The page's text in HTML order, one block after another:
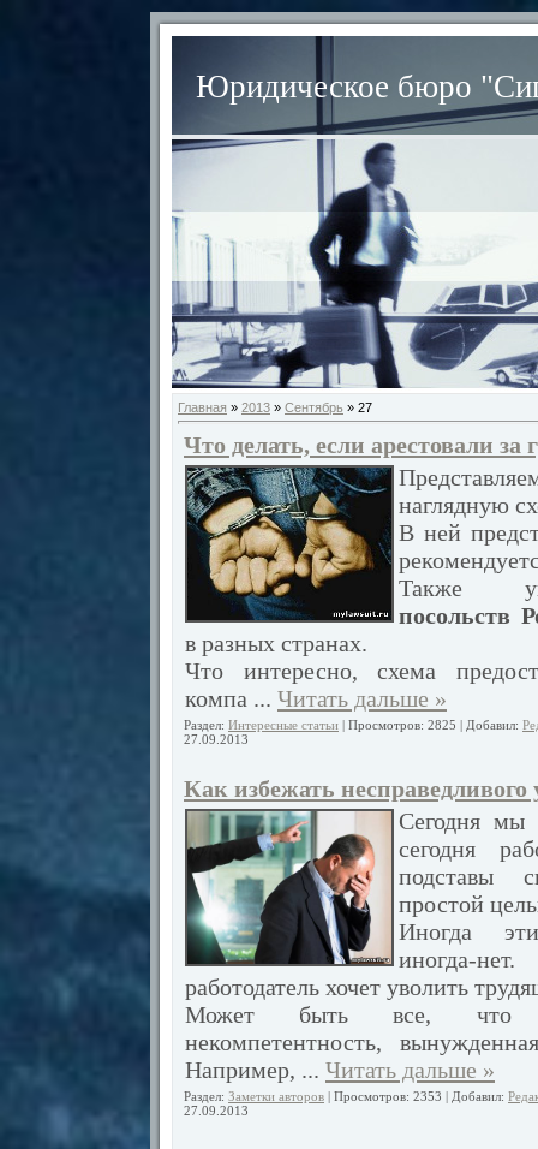
Юридическое бюро
Главная » 2013 » Сентябрь » 27
Что делать, если арестовали за
наглядную
В ней
Также
посольств
в разных странах.
Что интересно, схема
компа ... Читать дальше »
Раздел: Интересные статьи | Просмотров: 2825 | Добавил:
27.09.2013
Как избежать несправедливого
Сегодня мы
сегодня
подставы
простой
Иногда
иногда-
работодатель хочет уволить
Может быть все, что
некомпетентность,
Например, ... Читать дальше »
Раздел: Заметки авторов | Просмотров: 2353 | Добавил:
27.09.2013